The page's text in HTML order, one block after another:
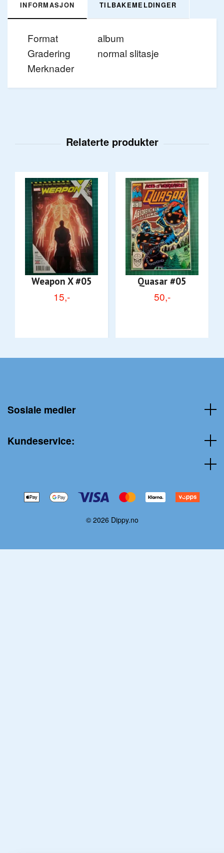
INFORMASJON TILBAKEMELDINGER
Format
album
Gradering
normal slitasje
Merknader
Weapon X #05
15,-
Quasar #05
50,-
Sosiale medier
Kundeservice:
© 2026 Dippy.no